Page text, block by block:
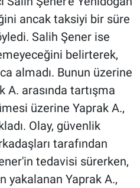
ancak taksiyi bir süre
Salih Şener ise
belirterek,
almadı. Bunun üzerine
A. arasında tartışma
üzerine Yaprak A.,
Olay, güvenlik
tarafından
tedavisi sürerken,
yakalanan Yaprak A.,